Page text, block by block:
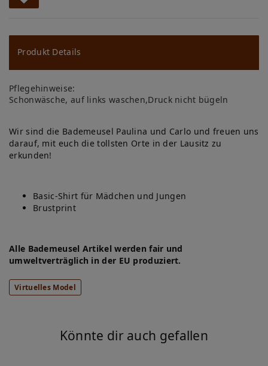
W
u
ns
ch
lis
te
Produkt Details
Pflegehinweise:
Schonwäsche, auf links waschen,Druck nicht bügeln
Wir sind die Bademeusel Paulina und Carlo und freuen uns
darauf, mit euch die tollsten Orte in der Lausitz zu
erkunden!
Basic-Shirt für Mädchen und Jungen
Brustprint
Alle Bademeusel Artikel werden fair und
umweltverträglich in der EU produziert.
Virtuelles Model
Könnte dir auch gefallen